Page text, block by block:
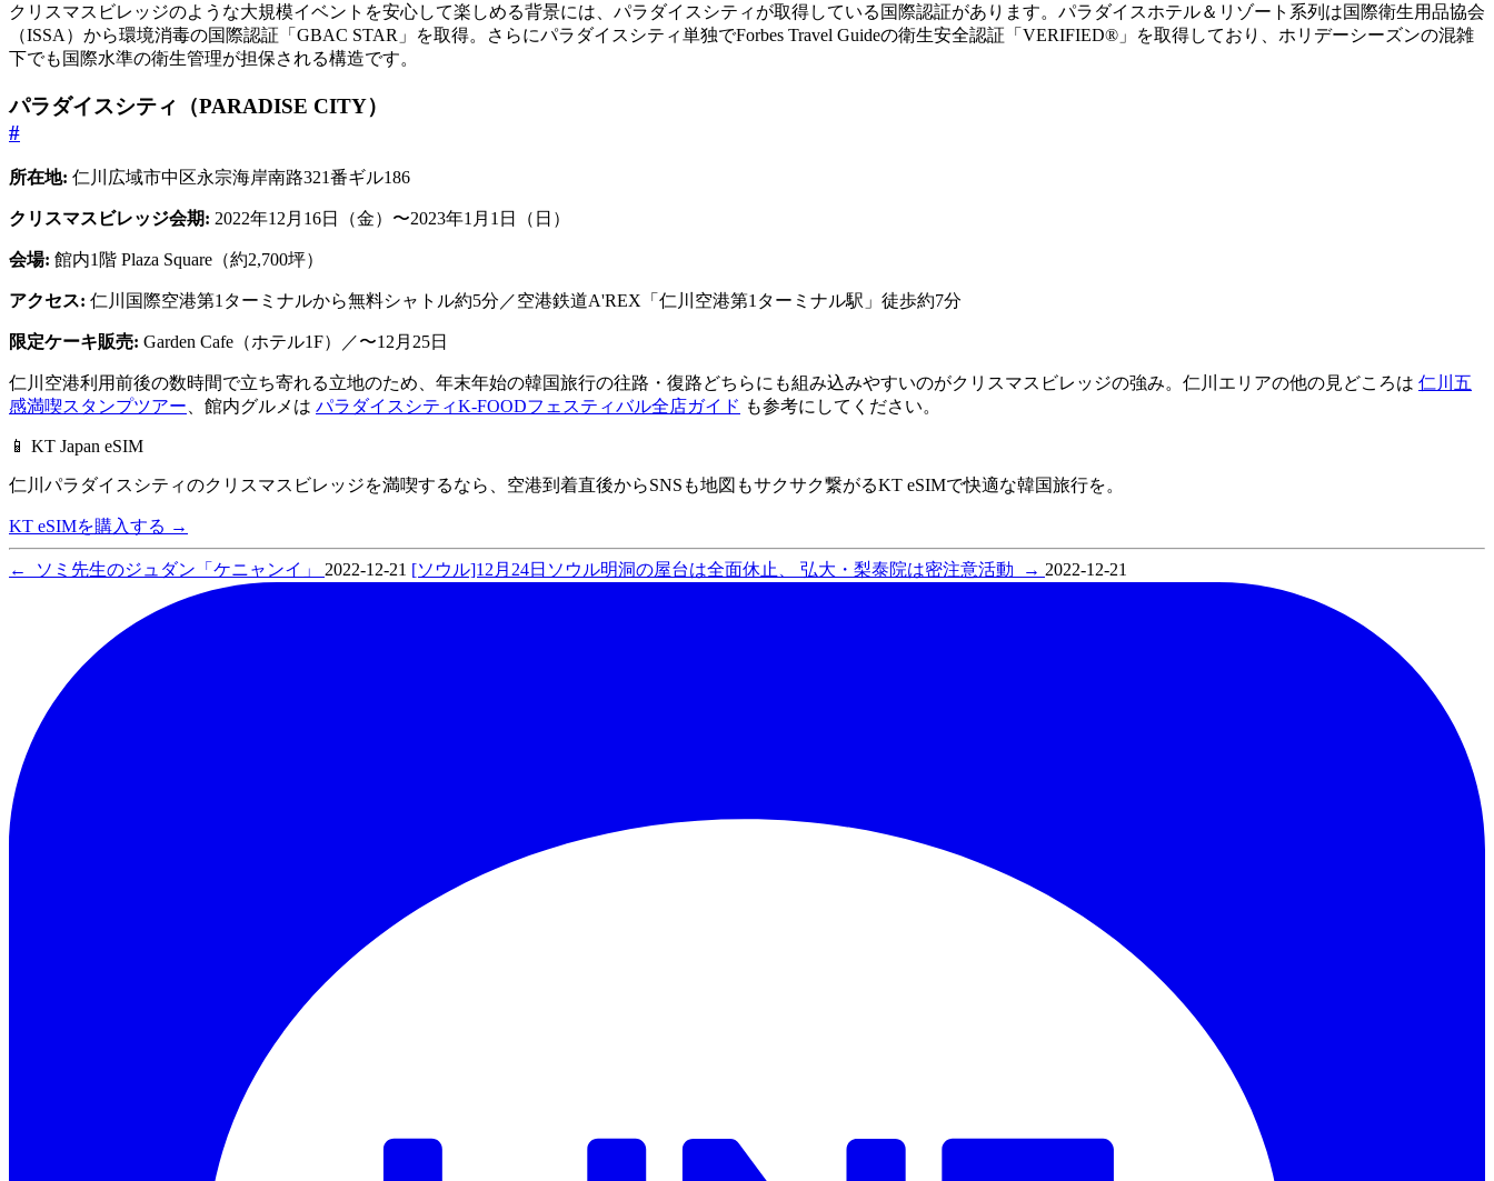
クリスマスビレッジのような大規模イベントを安心して楽しめる背景には、パラダイスシティが取得している国際認証があります。パラダイスホテル＆リゾート系列は国際衛生用品協会
（ISSA）から環境消毒の国際認証「GBAC STAR」を取得。さらにパラダイスシティ単独でForbes Travel Guideの衛生安全認証「VERIFIED®」を取得しており、ホリデーシーズンの混雑
下でも国際水準の衛生管理が担保される構造です。
パラダイスシティ（PARADISE CITY）
#
所在地: 仁川広域市中区永宗海岸南路321番ギル186
クリスマスビレッジ会期: 2022年12月16日（金）〜2023年1月1日（日）
会場: 館内1階 Plaza Square（約2,700坪）
アクセス: 仁川国際空港第1ターミナルから無料シャトル約5分／空港鉄道A'REX「仁川空港第1ターミナル駅」徒歩約7分
限定ケーキ販売: Garden Cafe（ホテル1F）／〜12月25日
仁川空港利用前後の数時間で立ち寄れる立地のため、年末年始の韓国旅行の往路・復路どちらにも組み込みやすいのがクリスマスビレッジの強み。仁川エリアの他の見どころは 仁川五
感満喫スタンプツアー 、館内グルメは パラダイスシティK-FOODフェスティバル全店ガイド も参考にしてください。
📱 KT Japan eSIM
仁川パラダイスシティのクリスマスビレッジを満喫するなら、 空港到着直後からSNSも地図もサクサク繋がるKT eSIMで快適な韓国旅行を。
KT eSIMを購入する →
← ソミ先生のジュダン「ケニャンイ」 2022-12-21 [ソウル]12月24日ソウル明洞の屋台は全面休止、 弘大・梨泰院は密注意活動 → 2022-12-21